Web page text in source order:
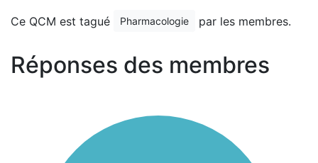
Ce QCM est tagué Pharmacologie par les membres.
Réponses des membres